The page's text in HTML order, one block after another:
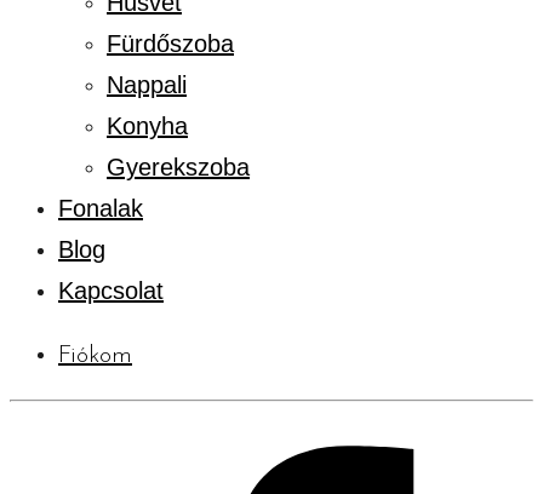
Fürdőszoba
Nappali
Konyha
Gyerekszoba
Fonalak
Blog
Kapcsolat
Fiókom